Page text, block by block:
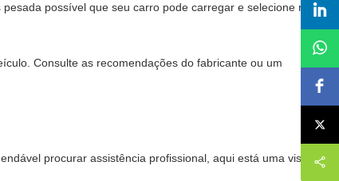
possível que seu carro pode carregar e selecione rodas
Consulte as recomendações do fabricante ou um
procurar assistência profissional, aqui está uma visão